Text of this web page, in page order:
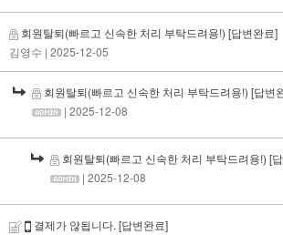
회원탈퇴(빠르고 신속한 처리 부탁드려용!) [답변완료]
김영수 | 2025-12-05
회원탈퇴(빠르고 신속한 처리 부탁드려용!) [답변
| 2025-12-08
회원탈퇴(빠르고 신속한 처리 부탁드려용!) [
| 2025-12-08
결제가 않됩니다. [답변완료]